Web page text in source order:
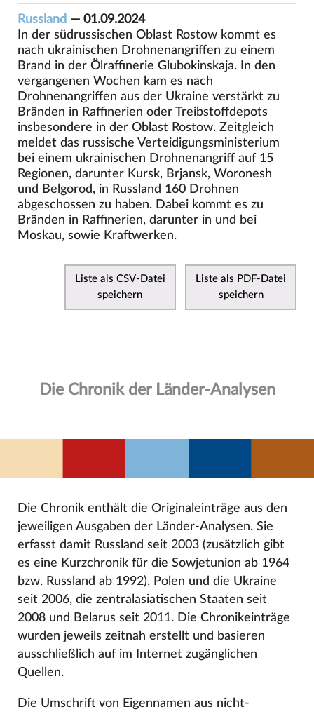
Russland — 01.09.2024
In der südrussischen Oblast Rostow kommt es
nach ukrainischen Drohnenangriffen zu einem
Brand in der Ölraffinerie Glubokinskaja. In den
vergangenen Wochen kam es nach
Drohnenangriffen aus der Ukraine verstärkt zu
Bränden in Raffinerien oder Treibstoffdepots
insbesondere in der Oblast Rostow. Zeitgleich
meldet das russische Verteidigungsministerium
bei einem ukrainischen Drohnenangriff auf 15
Regionen, darunter Kursk, Brjansk, Woronesh
und Belgorod, in Russland 160 Drohnen
abgeschossen zu haben. Dabei kommt es zu
Bränden in Raffinerien, darunter in und bei
Moskau, sowie Kraftwerken.
Liste als CSV-Datei
speichern
Liste als PDF-Datei
speichern
Die Chronik der Länder-Analysen
Die Chronik enthält die Originaleinträge aus den
jeweiligen Ausgaben der Länder-Analysen. Sie
erfasst damit Russland seit 2003 (zusätzlich gibt
es eine Kurzchronik für die Sowjetunion ab 1964
bzw. Russland ab 1992), Polen und die Ukraine
seit 2006, die zentralasiatischen Staaten seit
2008 und Belarus seit 2011. Die Chronikeinträge
wurden jeweils zeitnah erstellt und basieren
ausschließlich auf im Internet zugänglichen
Quellen.
Die Umschrift von Eigennamen aus nicht-